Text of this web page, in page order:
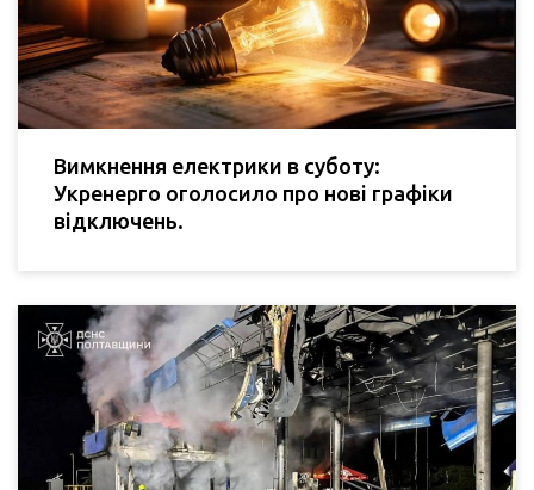
Вимкнення електрики в суботу:
Укренерго оголосило про нові графіки
відключень.